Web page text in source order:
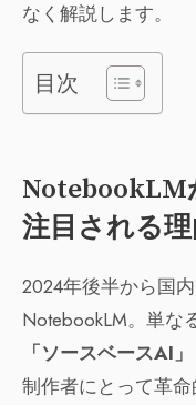
なく解説します。
目次
NotebookLM
注目される
2024年後半から国
NotebookLM。単な
「ソースベースAI」
制作者にとって革